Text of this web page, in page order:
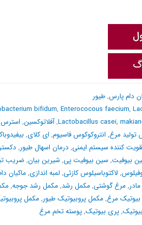
دام پارس,طیور
bifidum, Enterococous faecium,
Lactobacillus casei,
,آفلاتوکسین, استرس
تولید مرغ, انتروکوکوس فاسیوم, ای کلای,
کننده سیستم ایمنی, درمان اسهال طیور,
بیوفیت, سین بیوفیت پی, شیرین بیان, ضریب
, لاکتوباسیلوس کازئی, لمبه اندازی,ماکیان
,مرغ گوشتی,مکمل رشد,مکمل رشد جوجه,
مرغ,مکمل پروبیوتیک طیور,مکمل
,پری بیوتیک,پوسته تخم مرغ